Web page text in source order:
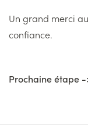
Un grand merci
confiance.
Prochaine étape